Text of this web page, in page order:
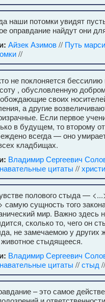
наши потомки увидят
оправдание найдут они
Айзек Азимов// Путь
//
не поклоняется
, обусловленную
своих
а другие
Если первое
в будущем, то второму
всегда — оно
кладбищах.
Владимир Сергеевич
цитаты //
полового стыда —
самую сущность того
мир. Важно здесь
сколько то, чего он
не замечаемою у других
животное стыдящееся.
Владимир Сергеевич
цитаты //стыд //
– это самое